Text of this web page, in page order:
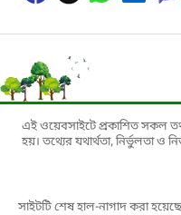
এই ওয়েবসাইটে প্রকাশিত সকল
হয়। তথ্যের যথার্থতা, নির্ভুলতা ও
সাইটটি শেষ হাল-নাগাদ করা